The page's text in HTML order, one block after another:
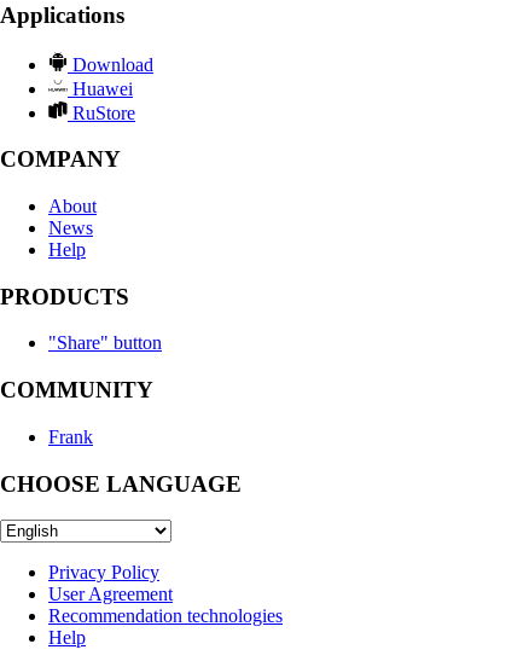
Applications
Download
Huawei
RuStore
COMPANY
About
News
Help
PRODUCTS
"Share" button
COMMUNITY
Frank
CHOOSE LANGUAGE
Privacy Policy
User Agreement
Recommendation technologies
Help